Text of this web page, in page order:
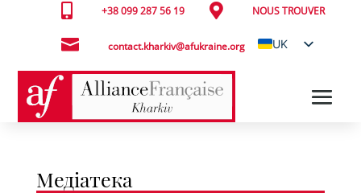
 +38 099 287 56 19  NOUS TROUVER
 contact.kharkiv@afukraine.org
UK
Медіатека